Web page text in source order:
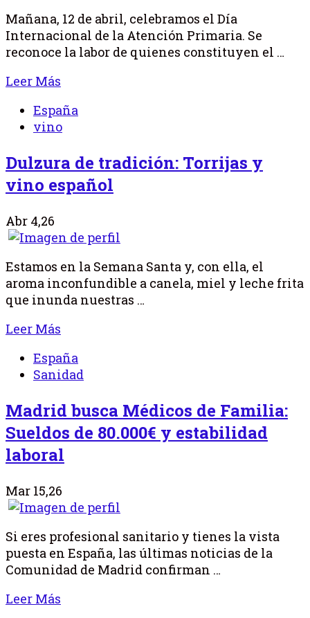
Mañana, 12 de abril, celebramos el Día
Internacional de la Atención Primaria. Se
reconoce la labor de quienes constituyen el …
Leer Más
España
vino
Dulzura de tradición: Torrijas y
vino español
Abr 4,26
Estamos en la Semana Santa y, con ella, el
aroma inconfundible a canela, miel y leche frita
que inunda nuestras …
Leer Más
España
Sanidad
Madrid busca Médicos de Familia:
Sueldos de 80.000€ y estabilidad
laboral
Mar 15,26
Si eres profesional sanitario y tienes la vista
puesta en España, las últimas noticias de la
Comunidad de Madrid confirman …
Leer Más